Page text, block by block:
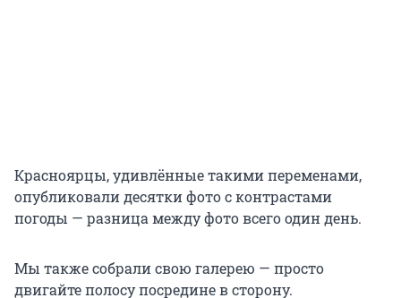
Красноярцы, удивлённые такими переменами,
опубликовали десятки фото с контрастами
погоды — разница между фото всего один день.
Мы также собрали свою галерею — просто
двигайте полосу посредине в сторону.